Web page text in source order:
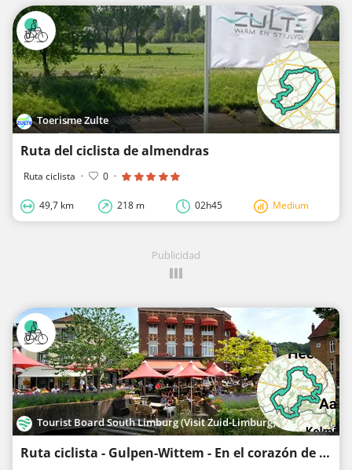
Toerisme Zulte
Ruta del ciclista de almendras
Ruta ciclista · 0 ·
49,7 km 218 m 02h45 Medium
Publicidad
Tourist Board South Limburg (Visit Zuid-Limburg)
Ruta ciclista - Gulpen-Wittem - En el corazón de Heuvelland